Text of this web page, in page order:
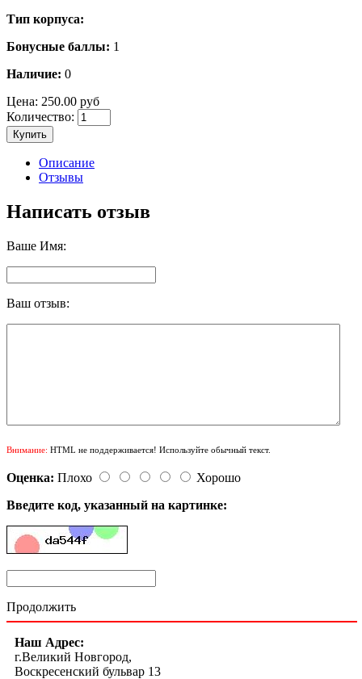
Тип корпуса:
Бонусные баллы: 1
Наличие: 0
Цена: 250.00 руб
Количество:
Купить
Описание
Отзывы
Написать отзыв
Ваше Имя:
Ваш отзыв:
Внимание: HTML не поддерживается! Используйте обычный текст.
Оценка: Плохо
Хорошо
Введите код, указанный на картинке:
Продолжить
Наш Адрес:
г.Великий Новгород,
Воскресенский бульвар 13